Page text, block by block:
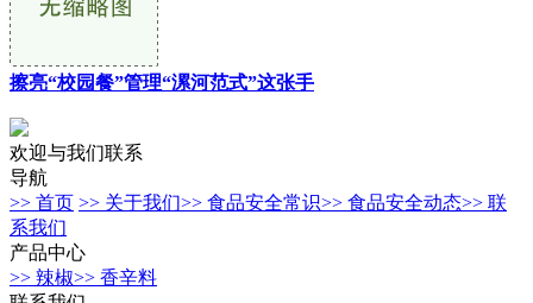
擦亮“校园餐”管理“漯河范式”这张手
欢迎与我们联系
导航
>> 首页 >> 关于我们>> 食品安全常识>> 食品安全动态>> 联
系我们
产品中心
>> 辣椒>> 香辛料